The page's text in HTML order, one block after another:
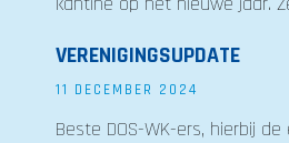
VERENIGINGSUPDATE
11 DECEMBER 2024
Beste DOS-WK-ers, hierbij